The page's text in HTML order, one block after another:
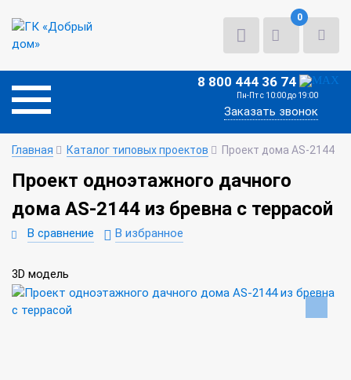
0
8 800 444 36 74
Пн-Пт с 10:00 до 19:00
Заказать звонок
Главная Каталог типовых проектов Проект дома AS-2144
Проект одноэтажного дачного
дома AS-2144 из бревна с террасой
В сравнение В избранное
3D модель